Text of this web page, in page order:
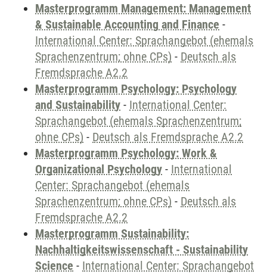
Masterprogramm Management: Management
& Sustainable Accounting and Finance -
International Center: Sprachangebot (ehemals
Sprachenzentrum; ohne CPs) - Deutsch als
Fremdsprache A2.2
Masterprogramm Psychology: Psychology
and Sustainability - International Center:
Sprachangebot (ehemals Sprachenzentrum;
ohne CPs) - Deutsch als Fremdsprache A2.2
Masterprogramm Psychology: Work &
Organizational Psychology - International
Center: Sprachangebot (ehemals
Sprachenzentrum; ohne CPs) - Deutsch als
Fremdsprache A2.2
Masterprogramm Sustainability:
Nachhaltigkeitswissenschaft - Sustainability
Science - International Center: Sprachangebot